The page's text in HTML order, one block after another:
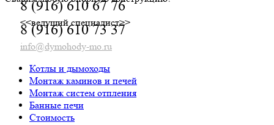
8 (916) 610 67 76
<<ведущий специалист>>
8 (916) 610 73 37
info@dymohody-mo.ru
Котлы и дымоходы
Монтаж каминов и печей
Монтаж систем отпления
Банные печи
Стоимость